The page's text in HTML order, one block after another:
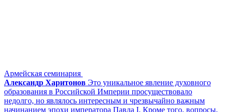
Армейская семинария
Александр Харитонов Это уникальное явление духовного
образования в Российской Империи просуществовало
недолго, но являлось интересным и чрезвычайно важным
начинанием эпохи императора Павла I. Кроме того, вопросы,